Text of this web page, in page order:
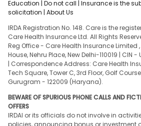
Education | Do not call | Insurance is the
solicitation | About Us
IRDA Registration No. 148. Care is the
Care Health Insurance Ltd. All Rights
Reg Office - Care Health Insurance Limited ,
House, Nehru Place, New Delhi-110019 | CIN -
| Correspondence Address: Care Health
Tech Square, Tower C, 3rd Floor, Golf
Gurugram - 122009 (Haryana).
BEWARE OF SPURIOUS PHONE CALLS AND
OFFERS
IRDAI or its officials do not involve in
policies, announcing bonus or investment